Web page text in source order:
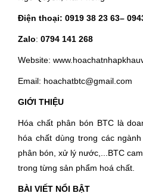
Điện thoại: 0919 38 23 63–
Zalo: 0794 141 268
Website:
Email: hoachatbtc@gmail.com
GIỚI THIỆU
Hóa chất phân bón BTC là
hóa chất dùng trong các
phân bón, xử lý nước,...BTC
trong từng sản phẩm hoá chất.
BÀI VIẾT NỔI BẬT